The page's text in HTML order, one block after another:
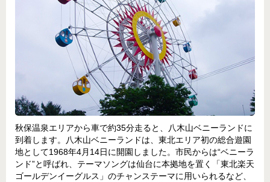
秋保温泉エリアから車で約35分走ると、八木山ベニーランドに
到着します。八木山ベニーランドは、東北エリア初の総合遊園
地として1968年4月14日に開園しました。市民からは“ベニーラ
ンド”と呼ばれ、テーマソングは仙台に本拠地を置く「東北楽天
ゴールデンイーグルス」のチャンステーマに用いられるなど、